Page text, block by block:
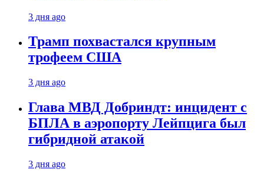
3 дня ago
Трамп похвастался крупным
трофеем США
3 дня ago
Глава МВД Добриндт: инцидент с
БПЛА в аэропорту Лейпцига был
гибридной атакой
3 дня ago